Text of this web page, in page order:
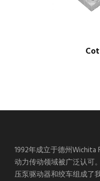
1992年成立于德州Wichita
动力传动领域被广泛认可
压泵驱动器和绞车组成了